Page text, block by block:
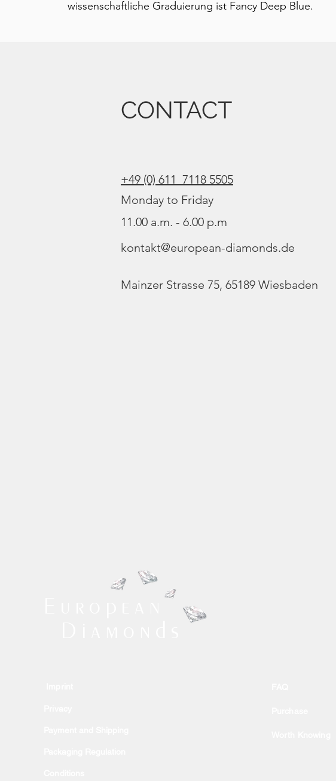
wissenschaftliche Graduierung ist Fancy Deep Blue.
CONTACT
+49 (0) 611 7118 5505
Monday to Friday
11.00 a.m. - 6.00 p.m
kontakt@european-diamonds.de
Mainzer Strasse 75, 65189 Wiesbaden